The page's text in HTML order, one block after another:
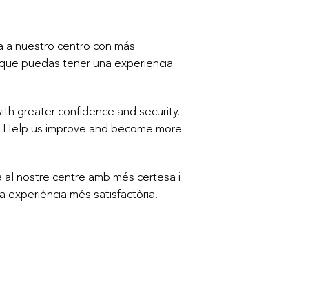
a nuestro centro con más
puedas tener una experiencia
greater confidence and security.
us improve and become more
nostre centre amb més certesa i
experiència més satisfactòria.